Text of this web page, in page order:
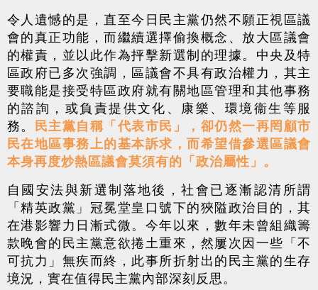
令人遺憾的是，直至今日民主黨仍然不願正視區議
會的真正功能，而繼續選擇偷換概念、放大區議會
的權責，並以此作為抨擊新選制的理據。中央及特
區政府已多次強調，區議會不具有政治權力，其主
要職能是接受特區政府就有關地區管理和其他事務
的諮詢，或負責提供文化、康樂、環境衞生等服
務。 民主黨自稱「代表市民」，卻仍然一再罔顧市
民在地區事務上的基本訴求，而希望借參選區議會
本身再度炒熱區議會莫須有的「政治屬性」。
自國安法與新選制落地後，社會已逐漸認清所謂
「精英政黨」冠冕堂皇口號下的狹隘政治目的，其
在港影響力日漸式微。今年以來，數年未曾組織籌
款晚會的民主黨意欲捲土重來，然屢次因一些「不
可抗力」無疾而終，此事所折射出的民主黨的生存
境況，實在值得民主黨內部深刻反思。